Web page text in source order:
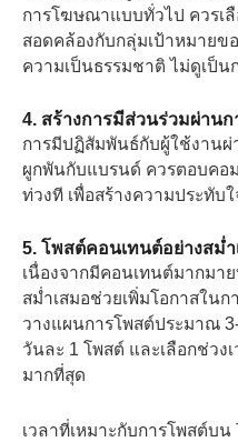
การโฆษณาแบบทั่วไป ควรเ
สอดคล้องกับกลุ่มเป้าหมายข
ความเป็นธรรมชาติ ไม่ดูเป็น
4. สร้างการมีส่วนร่วมผ่าน
การมีปฏิสัมพันธ์กับผู้ใช้งาน
ผูกพันกับแบรนด์ ควรตอบคอ
ท่วงที เพื่อสร้างความประทั
5. โพสต์คอนเทนต์อย่างสม่ำ
เนื่องจากมีคอนเทนต์มากมา
สม่ำเสมอช่วยเพิ่มโอกาสในก
วางแผนการโพสต์ประมาณ
วันละ 1 โพสต์ และเลือกช่วง
มากที่สุด
เวลาที่เหมาะกับการโพสต์บน